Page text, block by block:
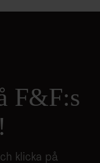
F&F:s
klicka på